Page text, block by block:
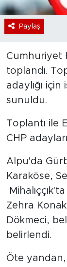
Paylaş
Cumhuriyet
toplandı.
adaylığı
sunuldu.
Toplantı ile
CHP
Alpu'da
Karaköse,
Zehra
Dökmeci,
belirlendi.
Öte yandan,
Magazin
Dünya
Sektör